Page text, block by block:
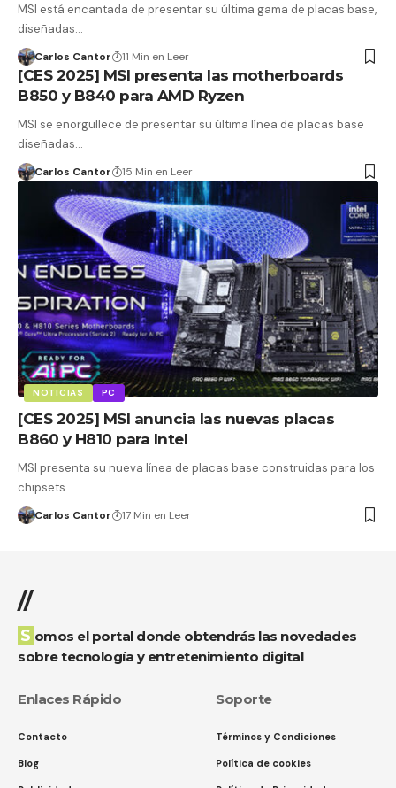
MSI está encantada de presentar su última gama de placas base,
diseñadas…
Carlos Cantor 11 Min en Leer
[CES 2025] MSI presenta las motherboards
B850 y B840 para AMD Ryzen
MSI se enorgullece de presentar su última línea de placas base
diseñadas…
Carlos Cantor 15 Min en Leer
NOTICIAS PC
[CES 2025] MSI anuncia las nuevas placas
B860 y H810 para Intel
MSI presenta su nueva línea de placas base construidas para los
chipsets…
Carlos Cantor 17 Min en Leer
//
Somos el portal donde obtendrás las novedades
sobre tecnología y entretenimiento digital
Enlaces Rápido
Contacto
Blog
Soporte
Términos y Condiciones
Política de cookies